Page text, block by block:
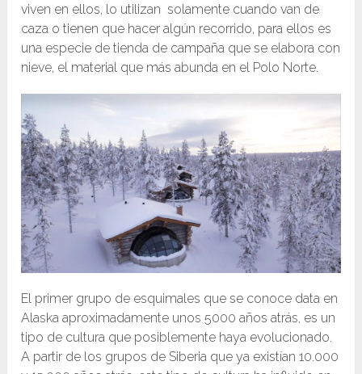
viven en ellos, lo utilizan solamente cuando van de
caza o tienen que hacer algún recorrido, para ellos es
una especie de tienda de campaña que se elabora con
nieve, el material que más abunda en el Polo Norte.
El primer grupo de esquimales que se conoce data en
Alaska aproximadamente unos 5000 años atrás, es un
tipo de cultura que posiblemente haya evolucionado.
A partir de los grupos de Siberia que ya existían 10.000